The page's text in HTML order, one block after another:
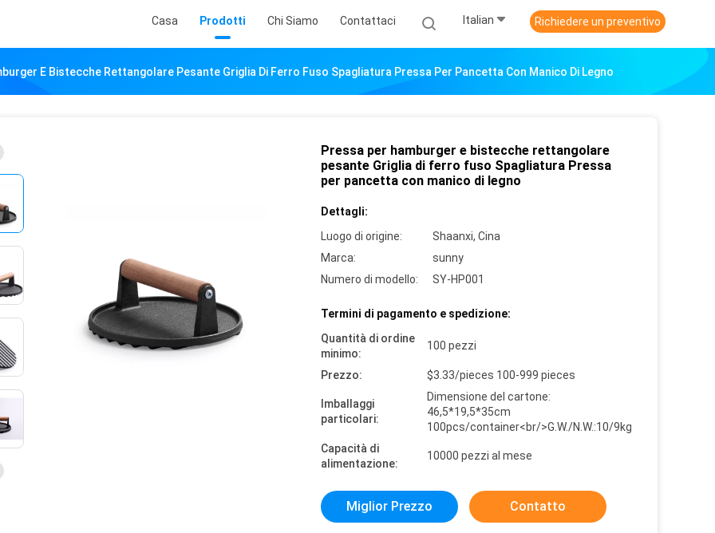
Casa Prodotti Chi Siamo Contattaci Italian Richiedere un preventivo
E Bistecche Rettangolare Pesante Griglia Di Ferro Fuso Spagliatura Pressa Per Pancetta Con Manico Di Legno
Pressa per hamburger e bistecche rettangolare
pesante Griglia di ferro fuso Spagliatura Pressa
per pancetta con manico di legno
Dettagli:
Luogo di origine:
Shaanxi, Cina
Marca:
sunny
Numero di modello:
SY-HP001
Termini di pagamento e spedizione:
Quantità di ordine
minimo:
100 pezzi
Prezzo: $3.33/pieces 100-999 pieces
Imballaggi
particolari:
Dimensione del cartone:
46,5*19,5*35cm
100pcs/container<br/>G.W./N.W.:10/9kg
Capacità di
alimentazione:
10000 pezzi al mese
Miglior Prezzo Contatto